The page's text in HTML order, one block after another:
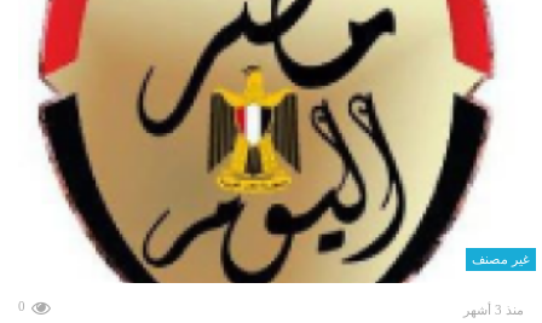
غير مصنف
منذ 3 أشهر 0